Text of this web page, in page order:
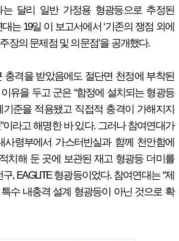
는 달리 일반 가정용 형광등으로 추정된
는 19일 이 보고서에서 ‘기존의 쟁점 외에
장의 문제점 및 의문점’을 공개했다.
충격을 받았음에도 절단면 천정에 부착된
유을 두고 군은 “함정에 설치되는 형광등
준을 적용됐고 직접적 충격이 가해지지
이라고 해명한 바 있다. 그러나 참여연대가
사령부에서 가스터빈실과 함께 천안함에
치해 둔 곳에 보관된 재고 형광등 더미를
, EAGLITE 형광등이었다. 참여연대는 “제
수 내충격 설계 형광등이 아닌 것으로 확